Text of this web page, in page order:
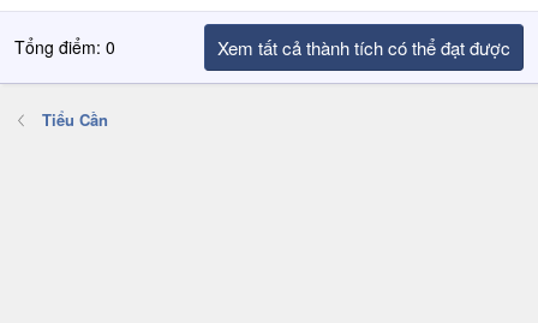
Tổng điểm: 0 Xem tất cả thành tích có thể đạt được
Tiểu Cần